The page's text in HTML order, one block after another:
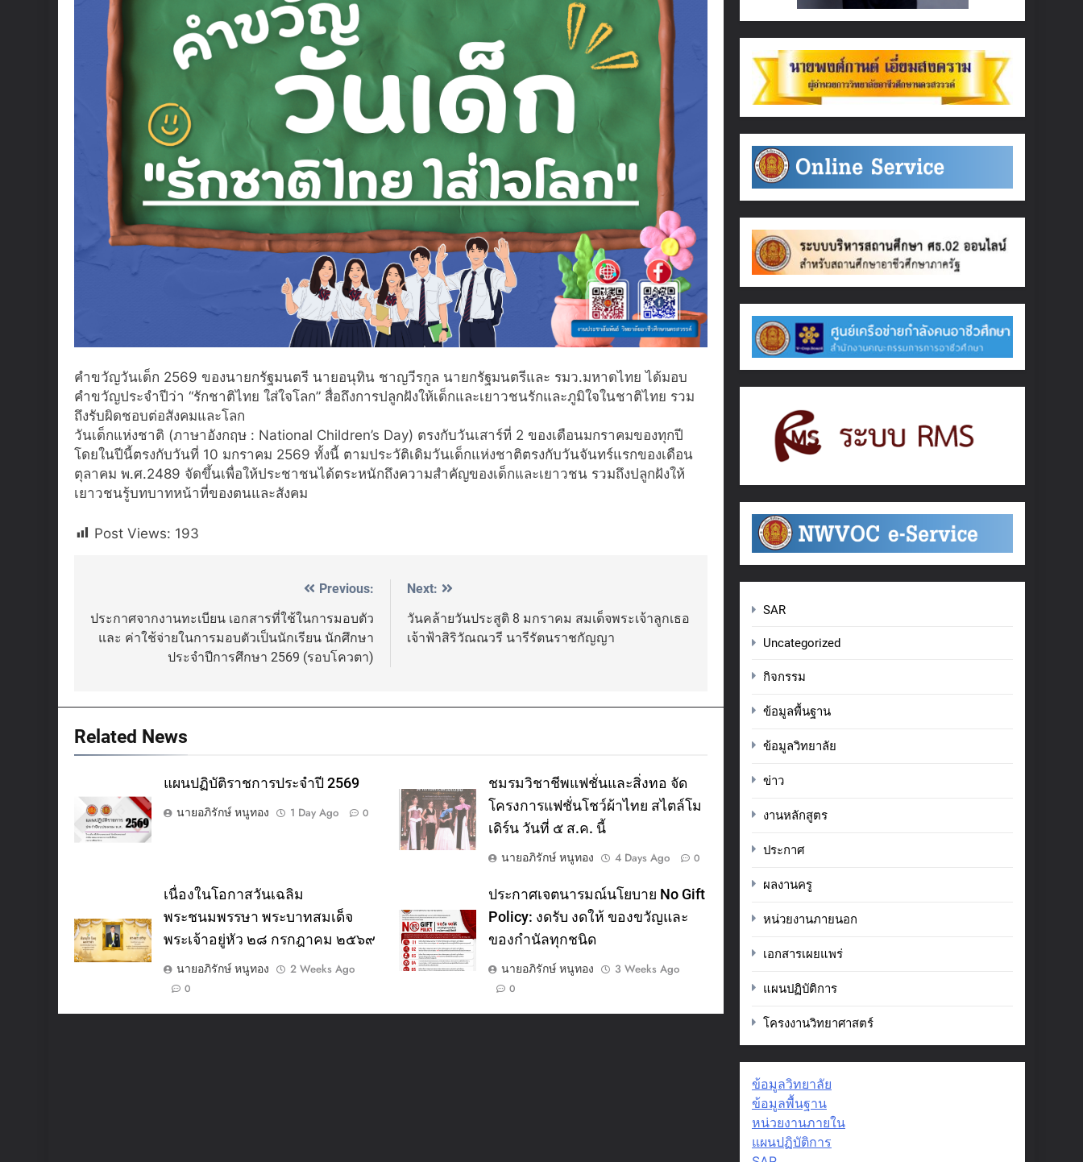
คําขวัญวันเด็ก 2569 ของนายกรัฐมนตรี นายอนุทิน ชาญวีรกูล นายกรัฐมนตรีและ รมว.มหาดไทย ได้มอบ
คำขวัญประจำปีว่า “รักชาติไทย ใส่ใจโลก” สื่อถึงการปลูกฝังให้เด็กและเยาวชนรักและภูมิใจในชาติไทย รวม
ถึงรับผิดชอบต่อสังคมและโลก
วันเด็กแห่งชาติ (ภาษาอังกฤษ : National Children’s Day) ตรงกับวันเสาร์ที่ 2 ของเดือนมกราคมของทุกปี
โดยในปีนี้ตรงกับวันที่ 10 มกราคม 2569 ทั้งนี้ ตามประวัติเดิมวันเด็กแห่งชาติตรงกับวันจันทร์แรกของเดือน
ตุลาคม พ.ศ.2489 จัดขึ้นเพื่อให้ประชาชนได้ตระหนักถึงความสำคัญของเด็กและเยาวชน รวมถึงปลูกฝังให้
เยาวชนรู้บทบาทหน้าที่ของตนและสังคม
Post Views: 193
navigation
Previous:
ประกาศจากงานทะเบียน เอกสารที่ใช้ในการมอบตัว
และ ค่าใช้จ่ายในการมอบตัวเป็นนักเรียน นักศึกษา
ประจำปีการศึกษา 2569 (รอบโควตา)
Next:
วันคล้ายวันประสูติ 8 มกราคม สมเด็จพระเจ้าลูกเธอ
เจ้าฟ้าสิริวัณณวรี นารีรัตนราชกัญญา
Related News
แผนปฏิบัติราชการประจำปี 2569
นายอภิรักษ์ หนูทอง
1 Day Ago 0
ชมรมวิชาชีพแฟชั่นและสิ่งทอ จัด
โครงการแฟชั่นโชว์ผ้าไทย สไตล์โม
เดิร์น วันที่ ๕ ส.ค. นี้
นายอภิรักษ์ หนูทอง
4 Days Ago 0
เนื่องในโอกาสวันเฉลิม
พระชนมพรรษา พระบาทสมเด็จ
พระเจ้าอยู่หัว ๒๘ กรกฎาคม ๒๕๖๙
นายอภิรักษ์ หนูทอง
2 Weeks Ago
0
ประกาศเจตนารมณ์นโยบาย No Gift
Policy: งดรับ งดให้ ของขวัญและ
ของกำนัลทุกชนิด
นายอภิรักษ์ หนูทอง
3 Weeks Ago
0
SAR
Uncategorized
กิจกรรม
ข้อมูลพื้นฐาน
ข้อมูลวิทยาลัย
ข่าว
งานหลักสูตร
ประกาศ
ผลงานครู
หน่วยงานภายนอก
เอกสารเผยแพร่
แผนปฏิบัติการ
โครงงานวิทยาศาสตร์
ข้อมูลวิทยาลัย
ข้อมูลพื้นฐาน
หน่วยงานภายใน
แผนปฏิบัติการ